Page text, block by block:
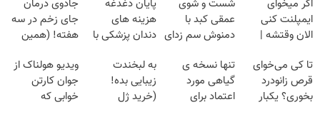
اگر میخوای
ایمپلنت کنی
الان وقتشه |
میلیون تومان!!!
شست و شوی
عمقی کبد با
دمنوش سم زدای
پایان دغدغه
هزینه های
دندان پزشکی با
خانگی
جادوی درمان
جای زخم در سه
هفته! (همین
صحبت کنید)
تا کی می‌خوای
قرص زانودرد
بخوری؟ یکبار
تنها نسخه ی
گیاهی مورد
اعتماد برای
به لبخندت
زیبایی بده!
(خرید ژل
ویدیو هولناک از
جوان کارتن
خوابی که